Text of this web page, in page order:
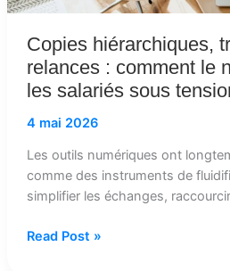
Copies hiérarchiques,
relances : comment le
les salariés sous
4 mai 2026
Les outils numériques ont
comme des instruments de
simplifier les échanges,
tension
Read Post »